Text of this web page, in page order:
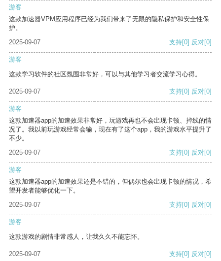
游客
这款加速器VPM应用程序已经为我们带来了无限的隐私保护和安全性保
护。
2025-09-07
支持[0] 反对[0]
游客
这款学习软件的社区氛围非常好，可以与其他学习者交流学习心得。
2025-09-07 支持[0] 反对[0]
游客
这款加速器app的加速效果非常好，玩游戏再也不会出现卡顿、掉线的情
况了。我以前玩游戏经常会输，现在有了这个app，我的游戏水平提升了
不少。
2025-09-07
支持[0] 反对[0]
游客
这款加速器app的加速效果还是不错的，但偶尔也会出现卡顿的情况，希
望开发者能够优化一下。
2025-09-07
支持[0] 反对[0]
游客
这款游戏的剧情非常感人，让我久久不能忘怀。
2025-09-07 支持[0] 反对[0]